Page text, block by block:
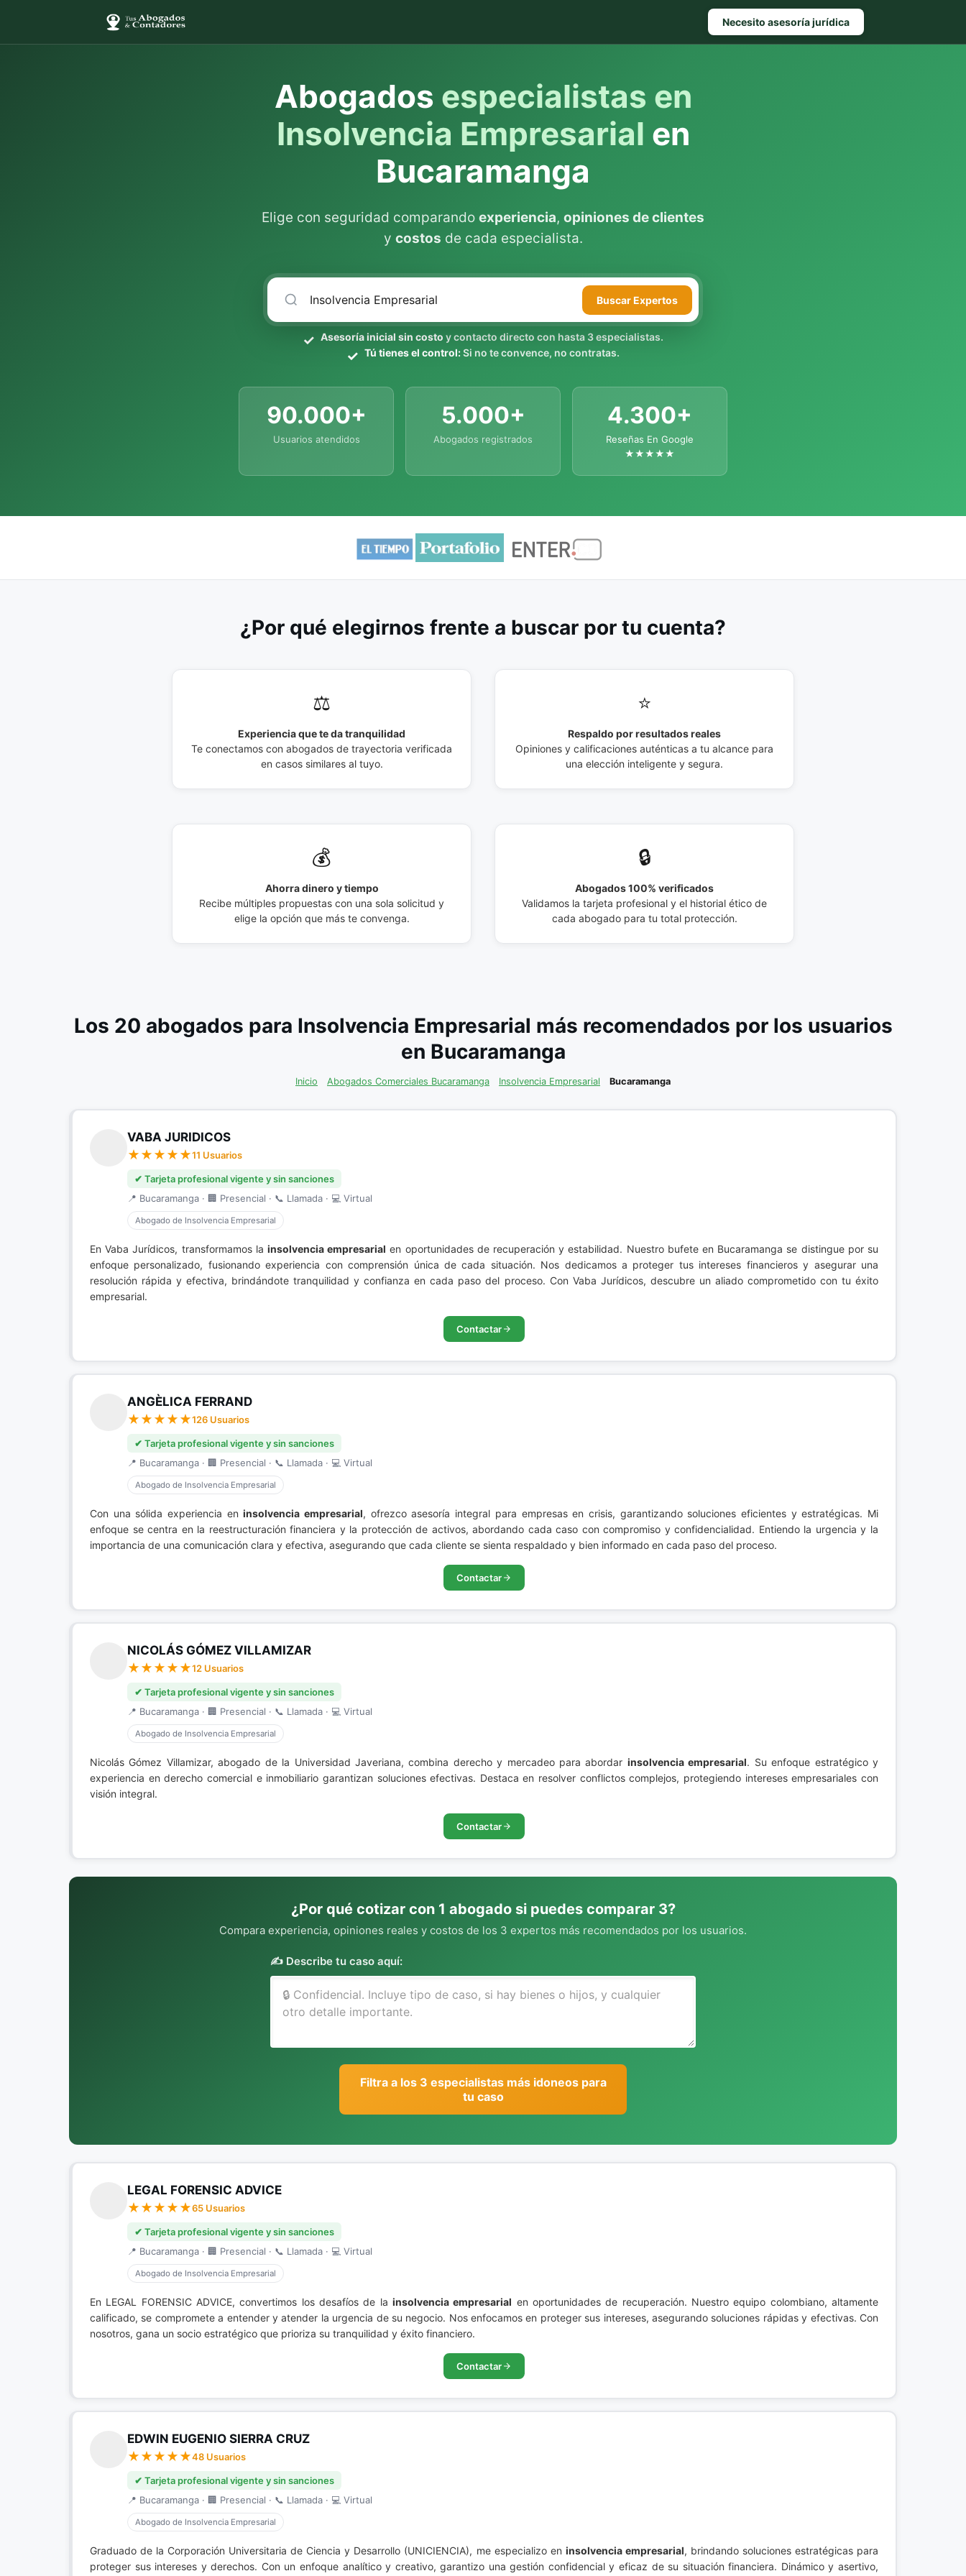
Necesito asesoría jurídica
Abogados especialistas en
Insolvencia Empresarial en
Bucaramanga
Elige con seguridad comparando experiencia, opiniones de clientes
y costos de cada especialista.
BuscarExpertos
Asesoría inicial sin costo y contacto directo con hasta 3 especialistas.
Tú tienes el control:Si no te convence, no contratas.
90.000+
Usuarios atendidos
5.000+
Abogados registrados
4.300+
Reseñas En Google
★★★★★
¿Por qué elegirnos frente a buscar por tu cuenta?
⚖️
Experiencia que te da tranquilidad
Te conectamos con abogados de trayectoria verificada
en casos similares al tuyo.
⭐
Respaldo por resultados reales
Opiniones y calificaciones auténticas a tu alcance para
una elección inteligente y segura.
💰
Ahorra dinero y tiempo
Recibe múltiples propuestas con una sola solicitud y
elige la opción que más te convenga.
🔒
Abogados 100% verificados
Validamos la tarjeta profesional y el historial ético de
cada abogado para tu total protección.
Los 20 abogados para Insolvencia Empresarial más recomendados por los usuarios
en Bucaramanga
Inicio Abogados Comerciales Bucaramanga Insolvencia Empresarial Bucaramanga
VABA JURIDICOS
11 Usuarios
✔ Tarjeta profesional vigente y sin sanciones
📍 Bucaramanga · 🏢 Presencial · 📞 Llamada · 💻 Virtual
Abogado de Insolvencia Empresarial
En Vaba Jurídicos, transformamos la insolvencia empresarial en oportunidades de recuperación y estabilidad. Nuestro bufete en Bucaramanga se distingue por su
enfoque personalizado, fusionando experiencia con comprensión única de cada situación. Nos dedicamos a proteger tus intereses financieros y asegurar una
resolución rápida y efectiva, brindándote tranquilidad y confianza en cada paso del proceso. Con Vaba Jurídicos, descubre un aliado comprometido con tu éxito
empresarial.
Contactar
ANGÈLICA FERRAND
126 Usuarios
✔ Tarjeta profesional vigente y sin sanciones
📍 Bucaramanga · 🏢 Presencial · 📞 Llamada · 💻 Virtual
Abogado de Insolvencia Empresarial
Con una sólida experiencia eninsolvencia empresarial, ofrezco asesoría integral para empresas en crisis, garantizando soluciones eficientes y estratégicas. Mi
enfoque se centra en la reestructuración financiera y la protección de activos, abordando cada caso con compromiso y confidencialidad. Entiendo la urgencia y la
importancia de una comunicación clara y efectiva, asegurando que cada cliente se sienta respaldado y bien informado en cada paso del proceso.
Contactar
NICOLÁS GÓMEZ VILLAMIZAR
12 Usuarios
✔ Tarjeta profesional vigente y sin sanciones
📍 Bucaramanga · 🏢 Presencial · 📞 Llamada · 💻 Virtual
Abogado de Insolvencia Empresarial
Nicolás Gómez Villamizar, abogado de la Universidad Javeriana, combina derecho y mercadeo para abordar insolvencia empresarial. Su enfoque estratégico y
experiencia en derecho comercial e inmobiliario garantizan soluciones efectivas. Destaca en resolver conflictos complejos, protegiendo intereses empresariales con
visión integral.
Contactar
¿Por qué cotizar con 1 abogado si puedes comparar 3?
Compara experiencia, opiniones reales y costos de los 3 expertos más recomendados por los usuarios.
✍️ Describe tu caso aquí:
Filtra a los 3 especialistas más idoneos para
tu caso
LEGAL FORENSIC ADVICE
65 Usuarios
✔ Tarjeta profesional vigente y sin sanciones
📍 Bucaramanga · 🏢 Presencial · 📞 Llamada · 💻 Virtual
Abogado de Insolvencia Empresarial
En LEGAL FORENSIC ADVICE, convertimos los desafíos de la insolvencia empresarial en oportunidades de recuperación. Nuestro equipo colombiano, altamente
calificado, se compromete a entender y atender la urgencia de su negocio. Nos enfocamos en proteger sus intereses, asegurando soluciones rápidas y efectivas. Con
nosotros, gana un socio estratégico que prioriza su tranquilidad y éxito financiero.
Contactar
EDWIN EUGENIO SIERRA CRUZ
48 Usuarios
✔ Tarjeta profesional vigente y sin sanciones
📍 Bucaramanga · 🏢 Presencial · 📞 Llamada · 💻 Virtual
Abogado de Insolvencia Empresarial
Graduado de la Corporación Universitaria de Ciencia y Desarrollo (UNICIENCIA), me especializo en insolvencia empresarial, brindando soluciones estratégicas para
proteger sus intereses y derechos. Con un enfoque analítico y creativo, garantizo una gestión confidencial y eficaz de su situación financiera. Dinámico y asertivo,